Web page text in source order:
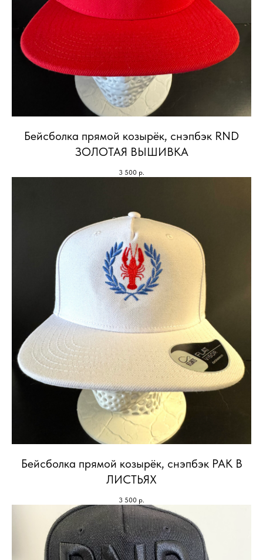
Бейсболка прямой козырёк, снэпбэк RND
ЗОЛОТАЯ ВЫШИВКА
3 500 р.
Бейсболка прямой козырёк, снэпбэк РАК В
ЛИСТЬЯХ
3 500 р.